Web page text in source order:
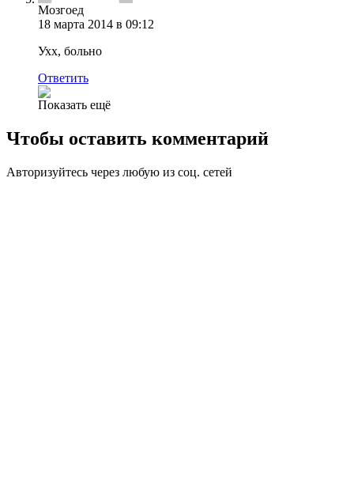
Мозгоед
18 марта 2014 в 09:12
Ухх, больно
Ответить
Показать ещё
Чтобы оставить комментарий
Авторизуйтесь через любую из соц. сетей